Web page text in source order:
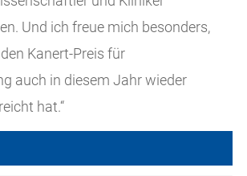
Und ich freue mich besonders,
Kanert-Preis für
auch in diesem Jahr wieder
hat.“